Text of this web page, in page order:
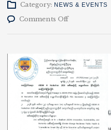
Category: NEWS & EVENTS
Comments Offon
2026
အစီအစဉ်
သို့
လျှောက်ထား
နိုင်
ကြောင်း
အကြောင်းကြား
ခြင်း